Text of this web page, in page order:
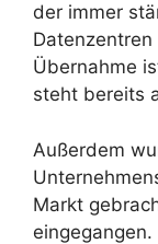
der immer
Übernahme
steht bereits
Außerdem
Markt
eingegangen.